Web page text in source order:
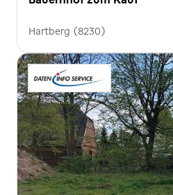
Hartberg (8230)